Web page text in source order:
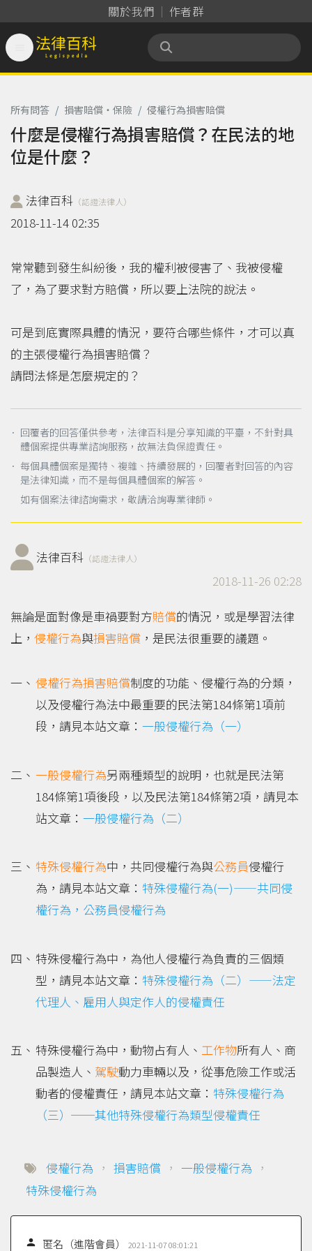
關於我們 作者群
法律百科 Legispedia
所有問答 / 損害賠償‧保險 / 侵權行為損害賠償
什麼是侵權行為損害賠償？在民法的地
位是什麼？
法律百科 （認證法律人）
2018-11-14 02:35
常常聽到發生糾紛後，我的權利被侵害了、我被侵權
了，為了要求對方賠償，所以要上法院的說法。
可是到底實際具體的情況，要符合哪些條件，才可以真
的主張侵權行為損害賠償？
請問法條是怎麼規定的？
． 回覆者的回答僅供參考，法律百科是分享知識的平臺，不針對具
體個案提供專業諮詢服務，故無法負保證責任。
． 每個具體個案是獨特、複雜、持續發展的，回覆者對回答的內容
是法律知識，而不是每個具體個案的解答。
如有個案法律諮詢需求，敬請洽詢專業律師。
法律百科 （認證法律人）
2018-11-26 02:28
無論是面對像是車禍要對方賠償的情況，或是學習法律
上， 侵權行為與損害賠償 ，是民法很重要的議題。
侵權行為損害賠償制度的功能、侵權行為的分類，
以及侵權行為法中最重要的民法第184條第1項前
段，請見本站文章： 一般侵權行為（一）
一般侵權行為另兩種類型的說明，也就是民法第
184條第1項後段，以及民法第184條第2項，請見本
站文章： 一般侵權行為（二）
特殊侵權行為中，共同侵權行為與公務員侵權行
為，請見本站文章： 特殊侵權行為(一)——共同侵
權行為，公務員侵權行為
特殊侵權行為中，為他人侵權行為負責的三個類
型，請見本站文章： 特殊侵權行為（二）——法定
代理人、雇用人與定作人的侵權責任
特殊侵權行為中，動物占有人、 工作物所有人、商
品製造人、 駕駛動力車輛以及，從事危險工作或活
動者的侵權責任，請見本站文章： 特殊侵權行為
（三）──其他特殊侵權行為類型侵權責任
侵權行為 ， 損害賠償 ， 一般侵權行為 ，
特殊侵權行為
 匿名（進階會員） 2021-11-07 08:01:21